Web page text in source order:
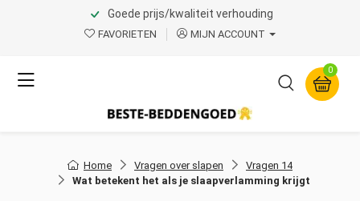
Goede prijs/kwaliteit verhouding
FAVORIETEN MIJN ACCOUNT
0
Home Vragen over slapen
Vragen 14
Wat betekent het als je slaapverlamming krijgt